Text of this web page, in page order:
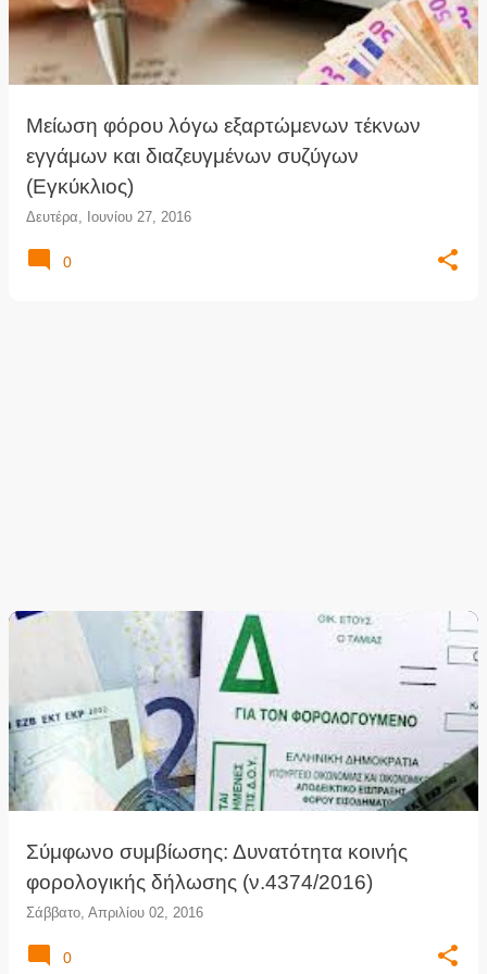
τ
ή
Μείωση φόρου λόγω εξαρτώμενων τέκνων
εγγάμων και διαζευγμένων συζύγων
(Εγκύκλιος)
Δευτέρα, Ιουνίου 27, 2016
0
Σύμφωνο συμβίωσης: Δυνατότητα κοινής
φορολογικής δήλωσης (ν.4374/2016)
Σάββατο, Απριλίου 02, 2016
0